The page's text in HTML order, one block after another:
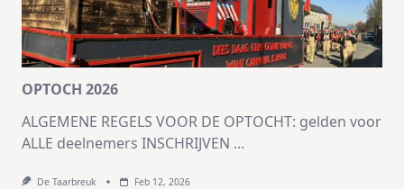
OPTOCH 2026
ALGEMENE REGELS VOOR DE OPTOCHT: gelden voor
ALLE deelnemers INSCHRIJVEN ...
De Taarbreuk Feb 12, 2026